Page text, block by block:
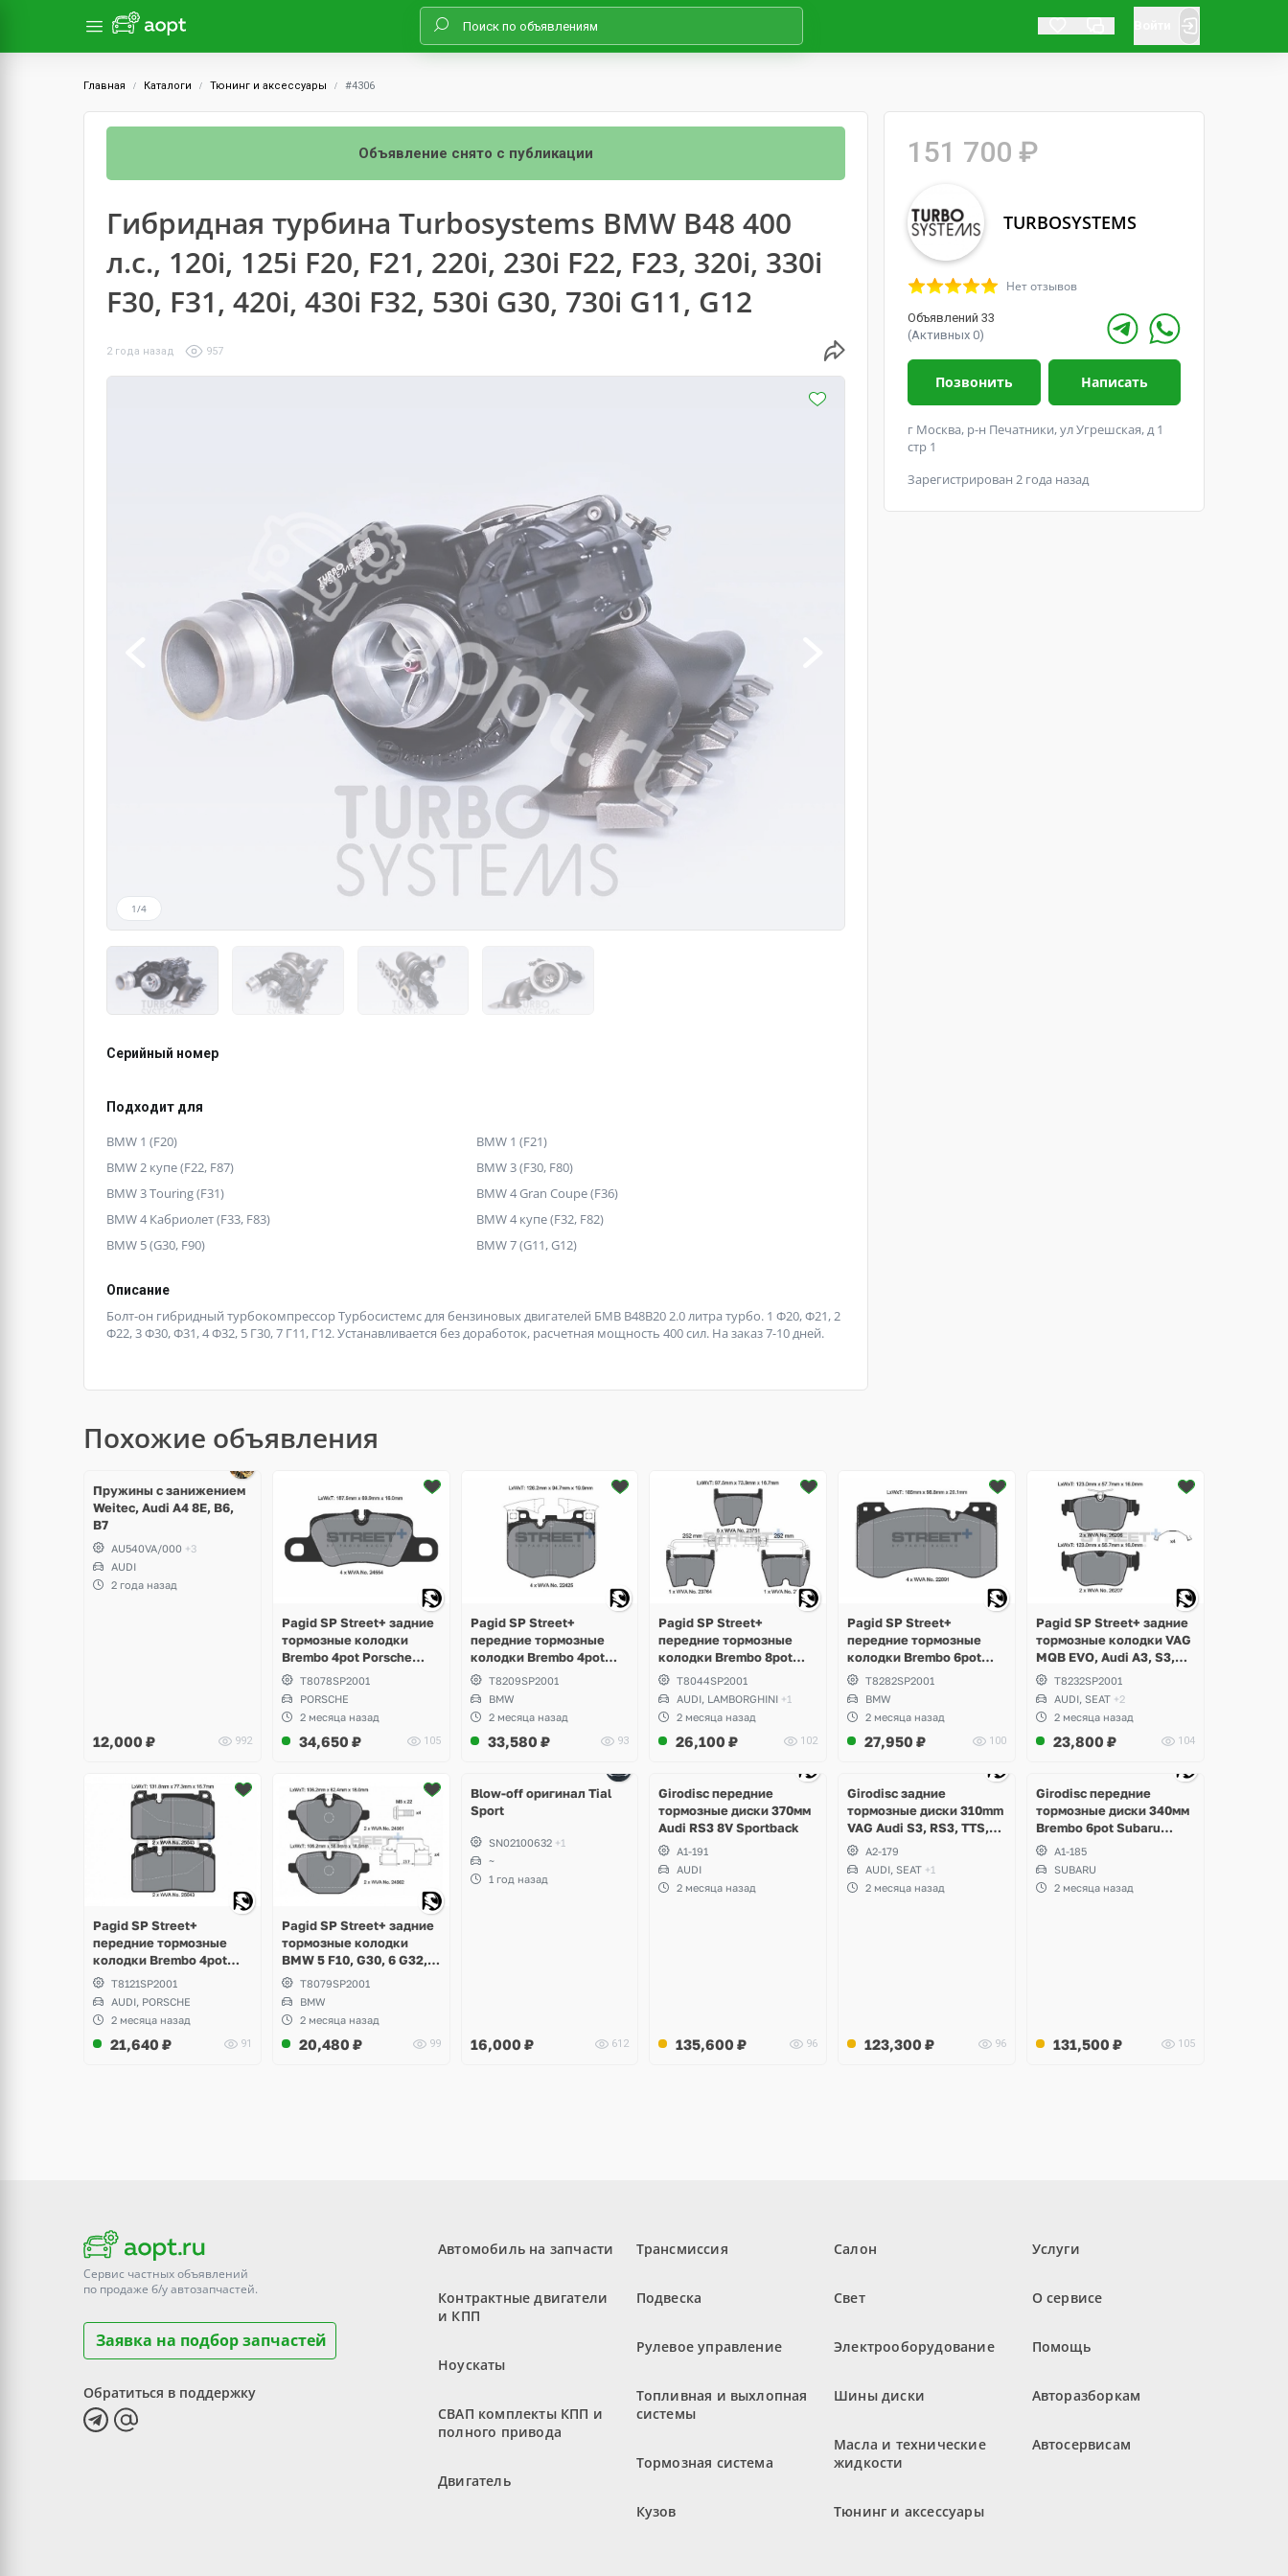
Главная Каталоги Тюнинг и аксессуары #4306
Объявление снято с публикации
Гибридная турбина Turbosystems BMW B48 400
л.с., 120i, 125i F20, F21, 220i, 230i F22, F23, 320i, 330i
F30, F31, 420i, 430i F32, 530i G30, 730i G11, G12
2 года назад 957
1/4
Серийный номер
Подходит для
BMW 1 (F20)
BMW 1 (F21)
BMW 2 купе (F22, F87)
BMW 3 (F30, F80)
BMW 3 Touring (F31)
BMW 4 Gran Coupe (F36)
BMW 4 Кабриолет (F33, F83)
BMW 4 купе (F32, F82)
BMW 5 (G30, F90)
BMW 7 (G11, G12)
Описание
Болт-он гибридный турбокомпрессор Турбосистемс для бензиновых двигателей БМВ B48B20 2.0 литра турбо. 1 Ф20, Ф21, 2
Ф22, 3 Ф30, Ф31, 4 Ф32, 5 Г30, 7 Г11, Г12. Устанавливается без доработок, расчетная мощность 400 сил. На заказ 7-10 дней.
151 700 ₽
TURBOSYSTEMS
Нет отзывов
Объявлений 33
(Активных 0)
Позвонить Написать
г Москва, р-н Печатники, ул Угрешская, д 1
стр 1
Зарегистрирован 2 года назад
Похожие объявления
Пружины с занижением
Weitec, Audi A4 8E, B6,
B7
AU540VA/000 +3
AUDI
2 года назад
12,000 ₽ 992
Pagid SP Street+ задние
тормозные колодки
Brembo 4pot Porsche
Panamera Sport Turismo
T8078SP2001
PORSCHE
2 месяца назад
34,650 ₽ 105
Pagid SP Street+
передние тормозные
колодки Brembo 4pot
BMW M-Perfomance G-
Series, Toyota Supra GR
A90
T8209SP2001
BMW
2 месяца назад
33,580 ₽ 93
Pagid SP Street+
передние тормозные
колодки Brembo 8pot
Audi RS3, RS4 B8, RS5,
RSQ3, TTRS, R8,
Lamborghini Gallardo,
Volkswagen Phaeton
W12
T8044SP2001
AUDI, LAMBORGHINI +1
2 месяца назад
26,100 ₽ 102
Pagid SP Street+
передние тормозные
колодки Brembo 6pot
BMW M2 G87, M3 G80,
G81, M4 G82 Competition
T8282SP2001
BMW
2 месяца назад
27,950 ₽ 100
Pagid SP Street+ задние
тормозные колодки VAG
MQB EVO, Audi A3, S3,
RS3, Q3, Volkswagen
Golf 8 R, GTI, Tiguan,
Passat B9, Seat Leon,
Formentor Cupra
T8232SP2001
AUDI, SEAT +2
2 месяца назад
23,800 ₽ 104
Pagid SP Street+
передние тормозные
колодки Brembo 4pot
VAG Audi A6 C7, A7, Q5
8R, Porsche Macan 2.0
T8121SP2001
AUDI, PORSCHE
2 месяца назад
21,640 ₽ 91
Pagid SP Street+ задние
тормозные колодки
BMW 5 F10, G30, 6 G32, 7
G11, G12, X3 F25, G01, X4
F26, G02, X5 G05, X6
G06, Z4 E89, i8
T8079SP2001
BMW
2 месяца назад
20,480 ₽ 99
Blow-off оригинал Tial
Sport
SN02100632 +1
~
1 год назад
16,000 ₽ 612
Girodisc передние
тормозные диски 370мм
Audi RS3 8V Sportback
A1-191
AUDI
2 месяца назад
135,600 ₽ 96
Girodisc задние
тормозные диски 310mm
VAG Audi S3, RS3, TTS,
TTRS, Volkswagen Golf R,
Passat, Arteon, Tiguan,
Seat Leon, Formentor
Cupra
A2-179
AUDI, SEAT +1
2 месяца назад
123,300 ₽ 96
Girodisc передние
тормозные диски 340мм
Brembo 6pot Subaru
Impreza WRX STI Spec-C
A1-185
SUBARU
2 месяца назад
131,500 ₽ 105
Сервис частных объявлений
по продаже б/уавтозапчастей.
Заявка на подбор запчастей
Обратиться в поддержку
Автомобиль на запчасти
Контрактные двигатели
и КПП
Ноускаты
СВАП комплекты КПП и
полного привода
Двигатель
Трансмиссия
Подвеска
Рулевое управление
Топливная и выхлопная
системы
Тормозная система
Кузов
Салон
Свет
Электрооборудование
Шины диски
Масла и технические
жидкости
Тюнинг и аксессуары
Услуги
О сервисе
Помощь
Авторазборкам
Автосервисам